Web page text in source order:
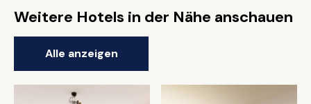
Weitere Hotels in der Nähe anschauen
Alle anzeigen